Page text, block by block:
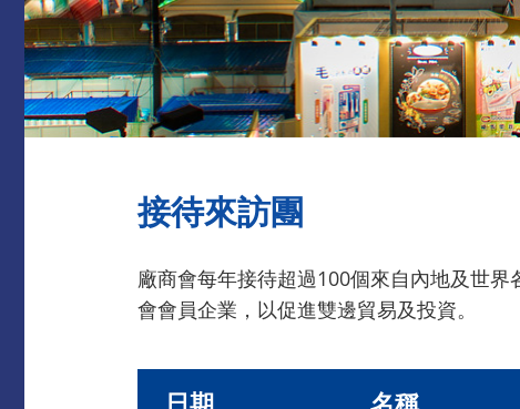
接待來訪團
廠商會每年接待超過100個來自內地及世
會會員企業，以促進雙邊貿易及投資。
日期 名稱